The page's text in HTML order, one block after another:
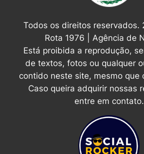
Todos os direitos
Rota 1976 | Agência de
Está proibida a reprodução,
de textos, fotos ou qualquer
contido neste site, mesmo que
Caso queira adquirir nossas
entre em contato.